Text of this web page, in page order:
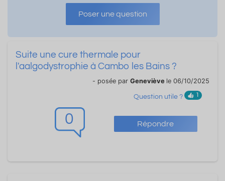
Poser une question
0 Répondre
Suite une cure thermale pour
l'aalgodystrophie à Cambo les Bains ?
- posée par Geneviève le 06/10/2025
Question utile ? 1